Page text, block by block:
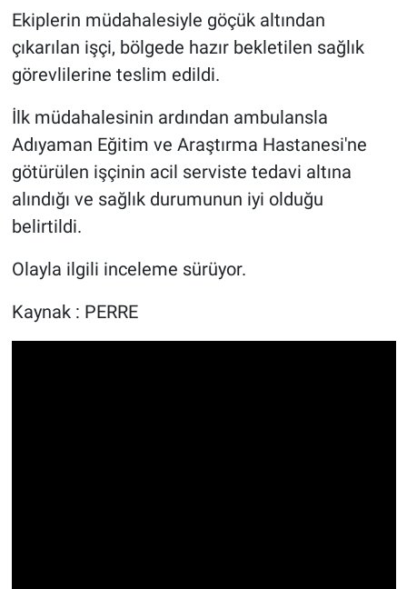
Ekiplerin müdahalesiyle göçük altından
çıkarılan işçi, bölgede hazır bekletilen sağlık
görevlilerine teslim edildi.
İlk müdahalesinin ardından ambulansla
Adıyaman Eğitim ve Araştırma Hastanesi'ne
götürülen işçinin acil serviste tedavi altına
alındığı ve sağlık durumunun iyi olduğu
belirtildi.
Olayla ilgili inceleme sürüyor.
Kaynak : PERRE